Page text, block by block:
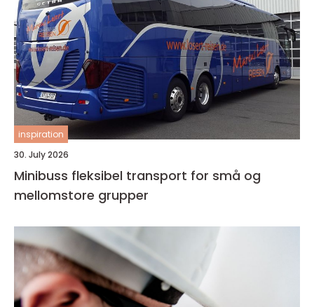
inspiration
30. July 2026
Minibuss fleksibel transport for små og
mellomstore grupper